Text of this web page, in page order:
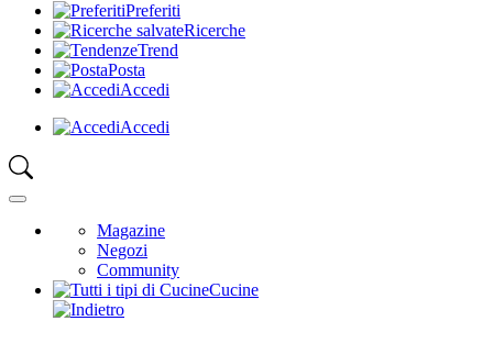
Preferiti
Ricerche
Trend
Posta
Accedi
Accedi
Magazine
Negozi
Community
Cucine